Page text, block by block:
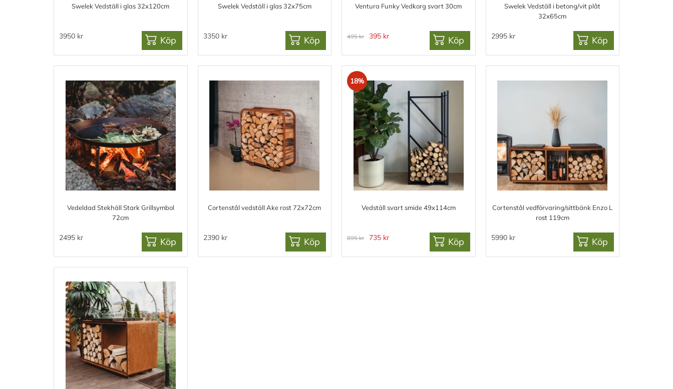
Swelek Vedställ i glas 32x120cm
3950 kr Köp
Swelek Vedställ i glas 32x75cm
3350 kr Köp
Ventura Funky Vedkorg svart 30cm
495 kr 395 kr Köp
Swelek Vedställ i betong/vit plåt
32x65cm
2995 kr Köp
Vedeldad Stekhäll Stark Grillsymbol
72cm
2495 kr Köp
Cortenstål vedställ Ake rost 72x72cm
2390 kr Köp
18%
Vedställ svart smide 49x114cm
895 kr 735 kr Köp
Cortenstål vedförvaring/sittbänk Enzo L
rost 119cm
5990 kr Köp